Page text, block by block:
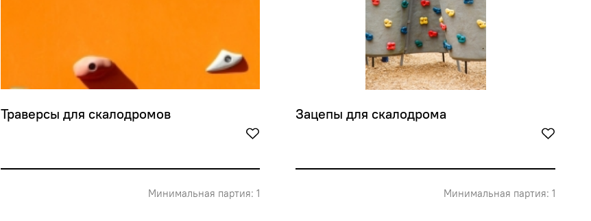
Траверсы для скалодромов
Минимальная партия: 1
Зацепы для скалодрома
Минимальная партия: 1